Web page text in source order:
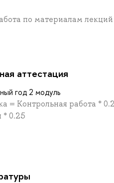
по материалам лекций
аттестация
год 2 модуль
= Контрольная работа
* 0.25